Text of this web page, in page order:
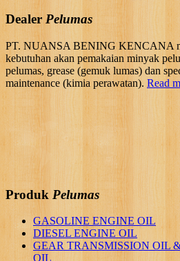
Dealer Pelumas
PT. NUANSA BENING KENCANA
kebutuhan akan pemakaian minyak
pelumas, grease (gemuk lumas) dan
maintenance (kimia perawatan). Read
Produk Pelumas
GASOLINE ENGINE OIL
DIESEL ENGINE OIL
GEAR TRANSMISSION OIL
OIL